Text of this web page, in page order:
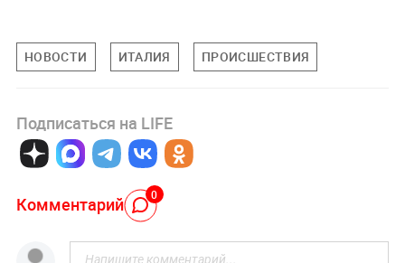
НОВОСТИ ИТАЛИЯ ПРОИСШЕСТВИЯ
Подписаться на LIFE
Комментарий 0